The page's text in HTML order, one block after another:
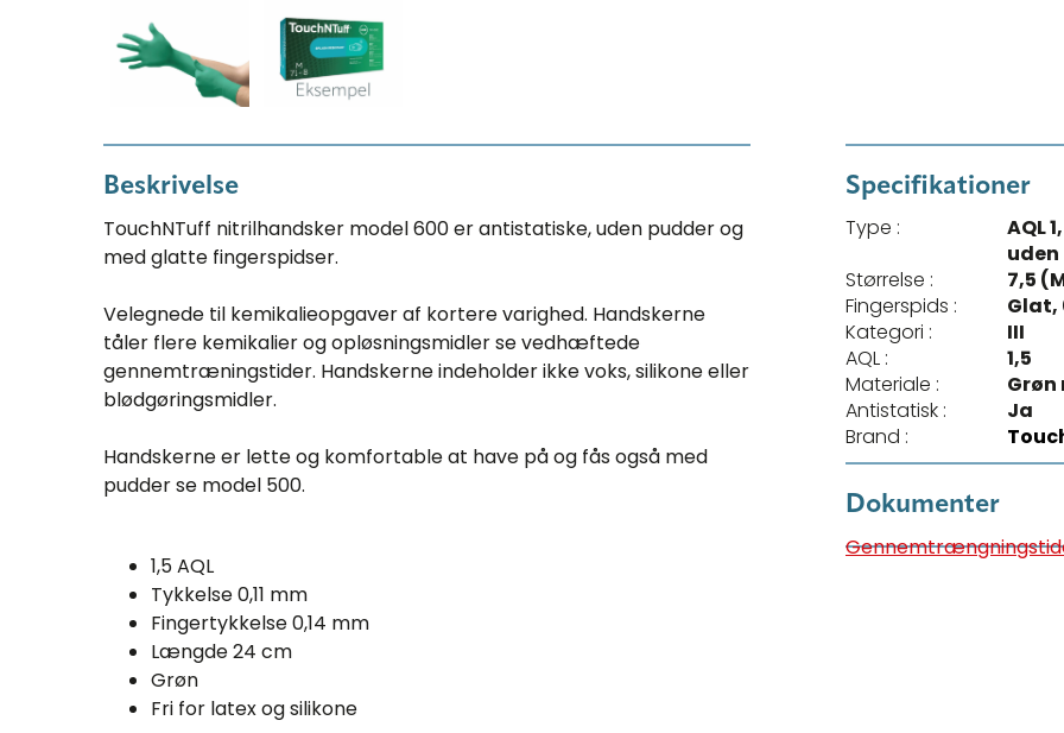
Beskrivelse
TouchNTuff nitrilhandsker model 600 er antistatiske, uden pudder og
med glatte fingerspidser.
Velegnede til kemikalieopgaver af kortere varighed. Handskerne
tåler flere kemikalier og opløsningsmidler se vedhæftede
gennemtræningstider. Handskerne indeholder ikke voks, silikone eller
blødgøringsmidler.
Handskerne er lette og komfortable at have på og fås også med
pudder se model 500.
1,5 AQL
Tykkelse 0,11 mm
Fingertykkelse 0,14 mm
Længde 24 cm
Grøn
Fri for latex og silikone
Specifikationer
Type :
AQL
Størrelse :
7,5
Fingerspids :
Glat,
Kategori :
III
AQL :
1,5
Materiale :
Antistatisk :
Ja
Brand :
Dokumenter